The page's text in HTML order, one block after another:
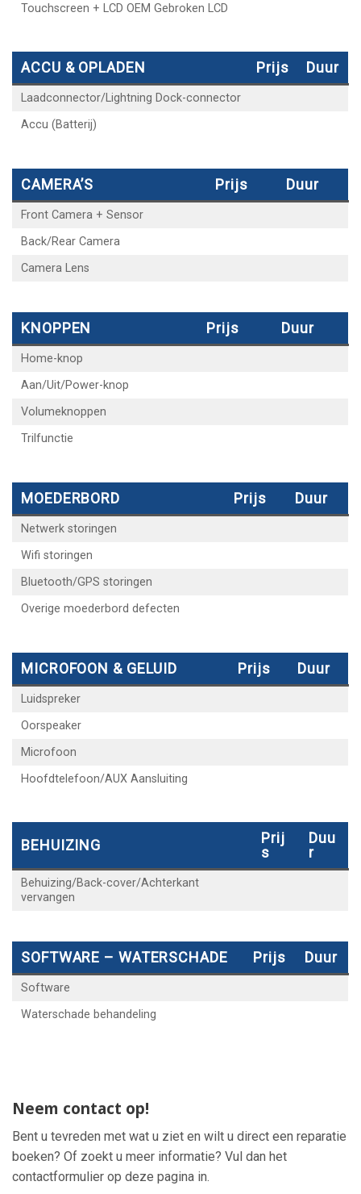
Touchscreen + LCD OEM Gebroken LCD
ACCU & OPLADEN Prijs Duur
Laadconnector/Lightning Dock-connector
Accu (Batterij)
CAMERA’S Prijs Duur
Front Camera + Sensor
Back/Rear Camera
Camera Lens
KNOPPEN Prijs Duur
Home-knop
Aan/Uit/Power-knop
Volumeknoppen
Trilfunctie
MOEDERBORD Prijs Duur
Netwerk storingen
Wifi storingen
Bluetooth/GPS storingen
Overige moederbord defecten
MICROFOON & GELUID Prijs Duur
Luidspreker
Oorspeaker
Microfoon
Hoofdtelefoon/AUX Aansluiting
BEHUIZING
Prij
S
Duu
R
Behuizing/Back-cover/Achterkant
vervangen
SOFTWARE – WATERSCHADE Prijs Duur
Software
Waterschade behandeling
Neem contact op!
Bent u tevreden met wat u ziet en wilt u direct een reparatie
boeken? Of zoekt u meer informatie? Vul dan het
contactformulier op deze pagina in.